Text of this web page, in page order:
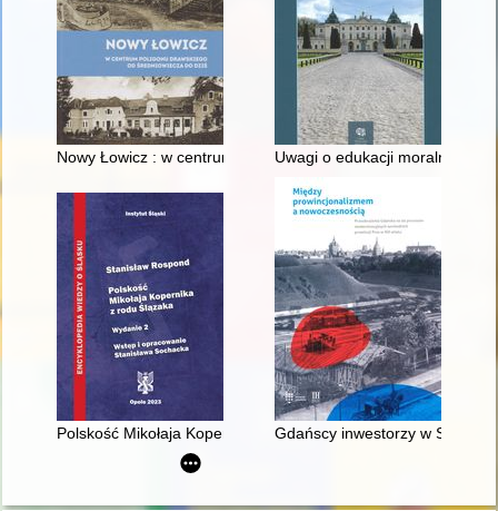
Nowy Łowicz : w centrum poligonu drawskiego od
Uwagi o edukacji moralnej
Polskość Mikołaja Kopernika z rodu Ślązaka
Gdańscy inwestorzy w